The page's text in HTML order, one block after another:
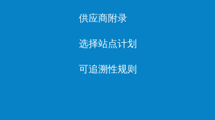
供应商附录
选择站点计划
可追溯性规则